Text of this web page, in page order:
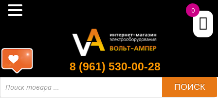
8 (961) 530-00-28
ПОИСК
0